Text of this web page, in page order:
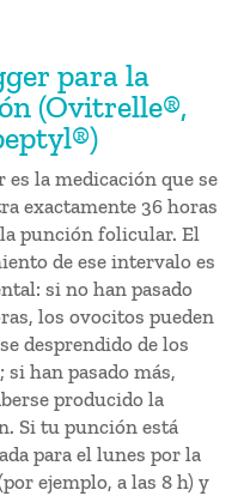
para la
(Ovitrelle®,
es la medicación que se
exactamente 36 horas
punción folicular. El
de ese intervalo es
si no han pasado
los ovocitos pueden
desprendido de los
han pasado más,
producido la
Si tu punción está
para el lunes por la
ejemplo, a las 8 h) y